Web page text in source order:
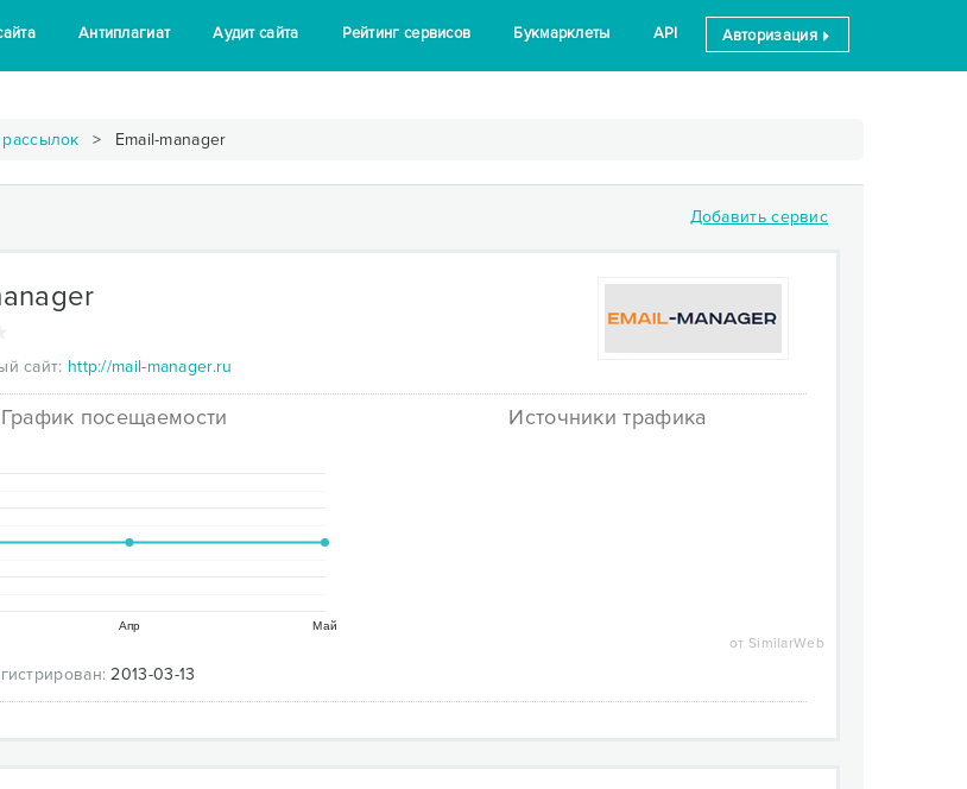
Антиплагиат Аудит сайта Рейтинг сервисов Букмарклеты API Авторизация
Email-manager
Добавить сервис
сайт: http://mail-manager.ru
График посещаемости
Апр Май
Источники трафика
от SimilarWeb
2013-03-13